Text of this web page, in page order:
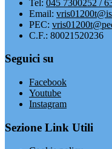
Tel: 045 7300252 /
Email:
PEC:
C.F.: 80021520236
Seguici su
Facebook
Youtube
Instagram
Sezione Link Utili